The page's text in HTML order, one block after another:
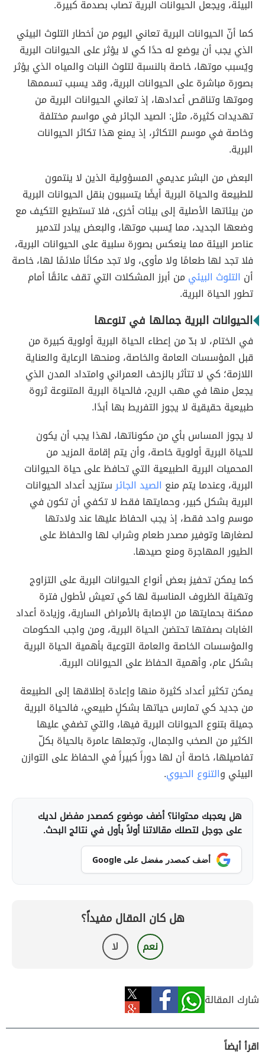
البيئة، ويجعل الحيوانات البرية تصاب بصدمة كبيرة.
كما أنّ الحيوانات البرية تعاني اليوم من أخطار التلوث البيئي
الذي يجب أن يوضع له حدًا كي لا يؤثر على الحيوانات البرية
ويُسبب موتها، خاصة بالنسبة لتلوث النبات والمياه الذي يؤثر
بصورة مباشرة على الحيوانات البرية، وقد يسبب تسممها
وموتها وتناقص أعدادها، إذ تعاني الحيوانات البرية من
تهديدات كثيرة، مثل: الصيد الجائر في مواسم مختلفة
وخاصة في موسم التكاثر، إذ يمنع هذا تكاثر الحيوانات
البرية.
البعض من البشر عديمي المسؤولية الذين لا ينتمون
للطبيعة والحياة البرية أيضًا يتسببون بنقل الحيوانات البرية
من بيئاتها الأصلية إلى بيئات أخرى، فلا تستطيع التكيف مع
وضعها الجديد، مما يُسبب موتها، والبعض يبادر لتدمير
عناصر البيئة مما ينعكس بصورة سلبية على الحيوانات البرية،
فلا تجد لها طعامًا ولا مأوى، ولا تجد مكانًا ملائمًا لها، خاصة
أن التلوث البيئي من أبرز المشكلات التي تقف عائقًا أمام
تطور الحياة البرية.
الحيوانات البرية جمالها في تنوعها
في الختام، لا بدّ من إعطاء الحياة البرية أولوية كبيرة من
قبل المؤسسات العامة والخاصة، ومنحها الرعاية والعناية
اللازمة؛ كي لا تتأثر بالزحف العمراني وامتداد المدن الذي
يجعل منها في مهب الريح، فالحياة البرية المتنوعة ثروة
طبيعية حقيقية لا يجوز التفريط بها أبدًا.
لا يجوز المساس بأي من مكوناتها، لهذا يجب أن يكون
للحياة البرية أولوية خاصة، وأن يتم إقامة المزيد من
المحميات البرية الطبيعية التي تحافظ على حياة الحيوانات
البرية، وعندما يتم منع الصيد الجائرستزيد أعداد الحيوانات
البرية بشكل كبير، وحمايتها فقط لا تكفي أن تكون في
موسم واحد فقط، إذ يجب الحفاظ عليها عند ولادتها
لصغارها وتوفير مصدر طعام وشراب لها والحفاظ على
الطيور المهاجرة ومنع صيدها.
كما يمكن تحفيز بعض أنواع الحيوانات البرية على التزاوج
وتهيئة الظروف المناسبة لها كي تعيش لأطول فترة
ممكنة بحمايتها من الإصابة بالأمراض السارية، وزيادة أعداد
الغابات بصفتها تحتضن الحياة البرية، ومن واجب الحكومات
والمؤسسات الخاصة والعامة التوعية بأهمية الحياة البرية
بشكل عام، وأهمية الحفاظ على الحيوانات البرية.
يمكن تكثير أعداد كثيرة منها وإعادة إطلاقها إلى الطبيعة
من جديد كي تمارس حياتها بشكلٍ طبيعي، فالحياة البرية
جميلة بتنوع الحيوانات البرية فيها، والتي تضفي عليها
الكثير من الصخب والجمال، وتجعلها عامرة بالحياة بكلّ
تفاصيلها، خاصة أن لها دوراً كبيراً في الحفاظ على التوازن
البيئي والتنوع الحيوي.
هل يعجبك محتوانا؟ أضف موضوع كمصدر مفضل لديك
على جوجل لتصلك مقالاتنا أولاً بأول في نتائج البحث.
أضف كمصدر مفضل على Google
هل كان المقال مفيداً؟
نعم لا
شارك المقالة
اقرأ أيضاً